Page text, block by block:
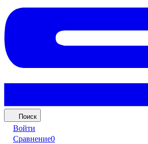
Поиск
Войти
Сравнение0